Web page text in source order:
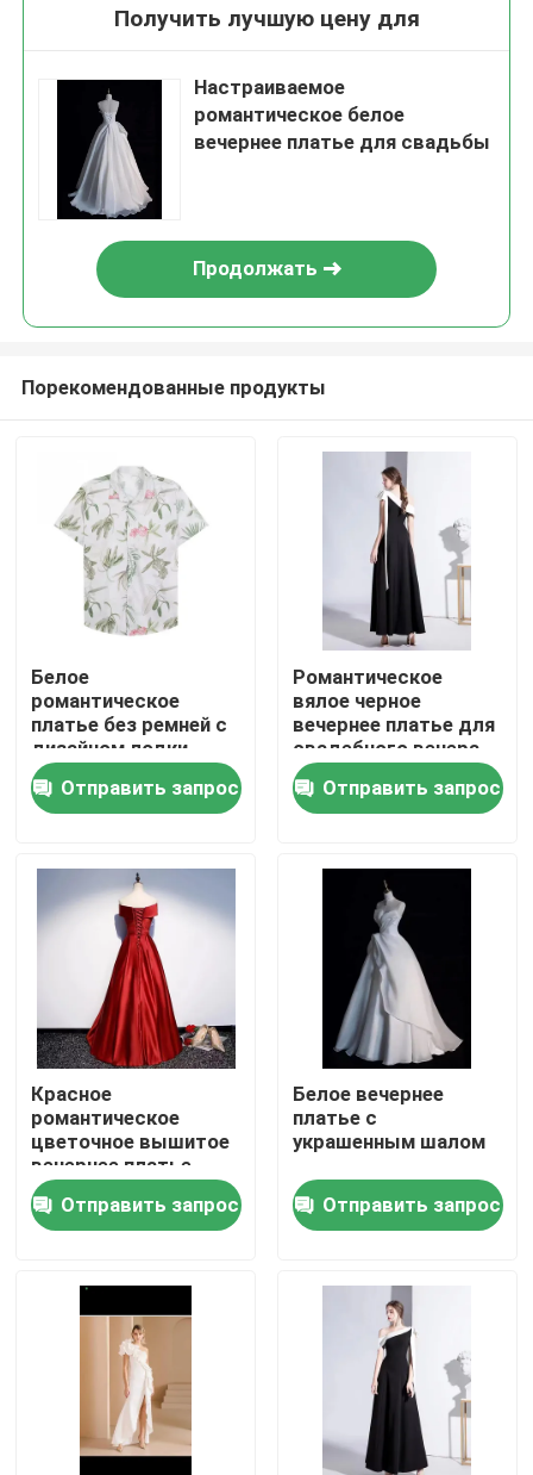
Дом
Путешествие фабрики
Проверка качества
Свяжитесь мы
Спросите цитату
Подержанная модная одежда
Первичная детская одежда
Получить лучшую цену для
Настраиваемое
романтическое белое
вечернее платье для свадьбы
Продолжать
Порекомендованные продукты
Белое
романтическое
платье без ремней с
дизайном лодки
Отправить запрос
Романтическое
вялое черное
вечернее платье для
свадебного вечера
Отправить запрос
Красное
романтическое
цветочное вышитое
вечернее платье
стирается в машине
Отправить запрос
Белое вечернее
платье с
украшенным шалом
Отправить запрос